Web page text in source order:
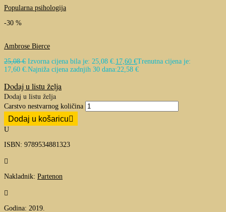
Popularna psihologija
-30 %
Ambrose Bierce
25,08€ Izvorna cijena bila je: 25,08 €.17,60 €Trenutna cijena je:
17,60 €.Najniža cijena zadnjih 30 dana:22,58 €
Dodaj u listu želja
Dodaj u listu želja
Carstvo nestvarnog količina
Dodaj u košaricu
U
ISBN: 9789534881323

Nakladnik: Partenon

Godina: 2019.